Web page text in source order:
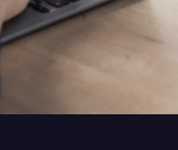
hilft uns